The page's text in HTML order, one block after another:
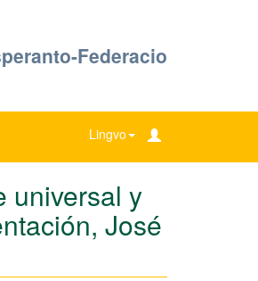
Federacio
Lingvo
universal y
José